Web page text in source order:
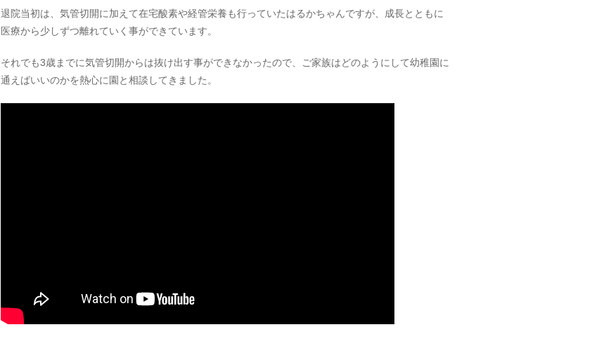
退院当初は、気管切開に加えて在宅酸素や経管栄養も行っていたはるかちゃんですが、成長とともに
医療から少しずつ離れていく事ができています。
それでも3歳までに気管切開からは抜け出す事ができなかったので、ご家族はどのようにして幼稚園に
通えばいいのかを熱心に園と相談してきました。